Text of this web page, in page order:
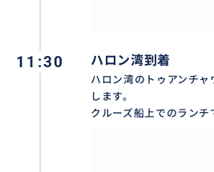
⑵ハノイからバスが出発後、欠航
停泊しているクルーズ船で昼食
に変更させていただきます。
11:30 ハロン湾到着
ハロン湾のトゥアンチ
します。
クルーズ船上でのランチ